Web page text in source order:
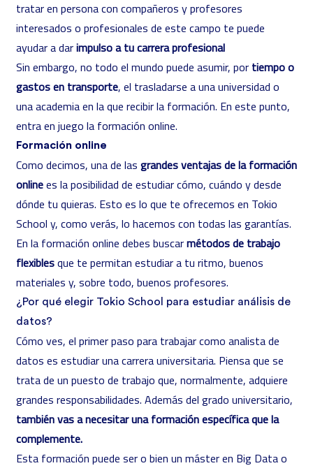
tratar en persona con compañeros y profesores
interesados o profesionales de este campo te puede
ayudar a darimpulso a tu carrera profesional
Sin embargo, no todo el mundo puede asumir, por tiempo o
gastos en transporte, el trasladarse a una universidad o
una academia en la que recibir la formación. En este punto,
entra en juego la formación online.
Formación online
Como decimos, una de las grandes ventajas de la formación
onlinees la posibilidad de estudiar cómo, cuándo y desde
dónde tu quieras. Esto es lo que te ofrecemos en Tokio
School y, como verás, lo hacemos con todas las garantías.
En la formación online debes buscarmétodos de trabajo
flexiblesque te permitan estudiar a tu ritmo, buenos
materiales y, sobre todo, buenos profesores.
¿Por qué elegir Tokio School para estudiar análisis de
datos?
Cómo ves, el primer paso para trabajar como analista de
datos es estudiar una carrera universitaria. Piensa que se
trata de un puesto de trabajo que, normalmente, adquiere
grandes responsabilidades. Además del grado universitario,
también vas a necesitar una formación específica que la
complemente.
Esta formación puede ser o bien un máster en Big Data o